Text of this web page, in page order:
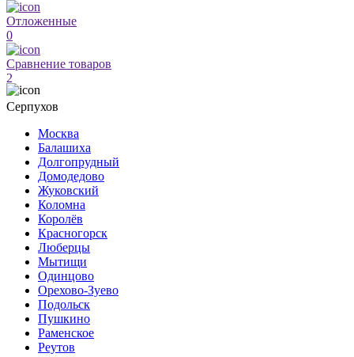
Отложенные
0
Сравнение товаров
2
Серпухов
Москва
Балашиха
Долгопрудный
Домодедово
Жуковский
Коломна
Королёв
Красногорск
Люберцы
Мытищи
Одинцово
Орехово-Зуево
Подольск
Пушкино
Раменское
Реутов